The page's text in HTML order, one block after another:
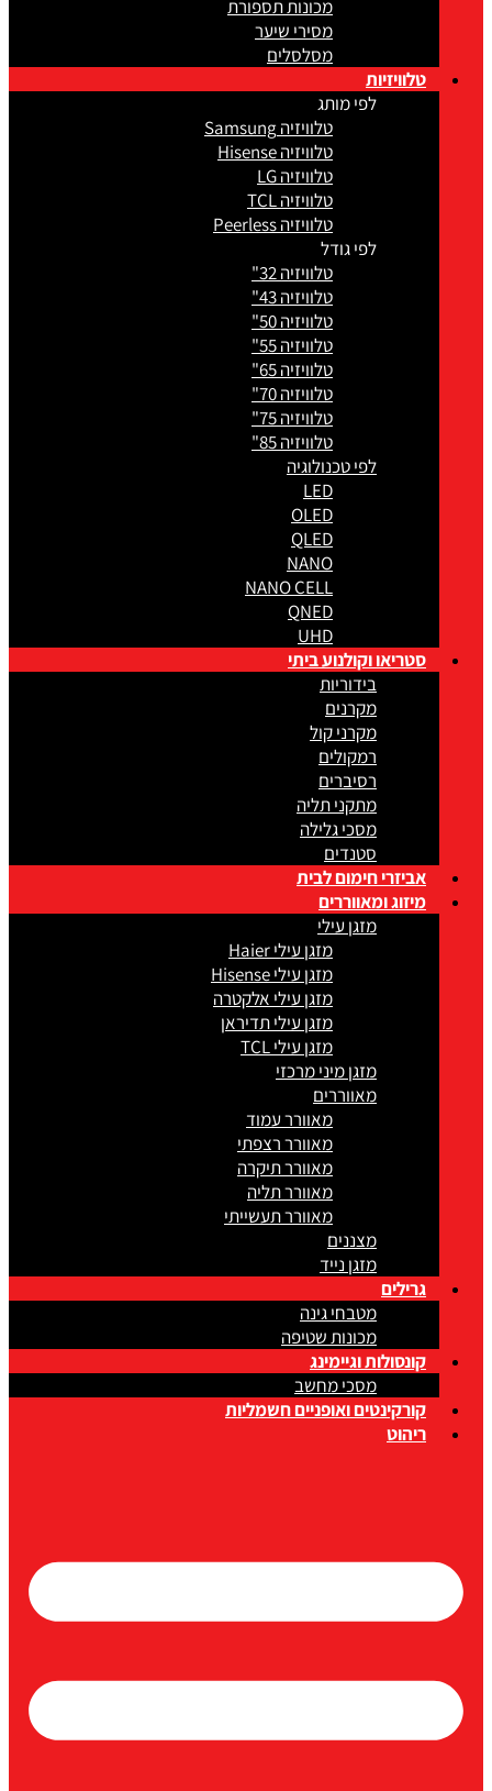
מכונות תספורת
מסירי שיער
מסלסלים
טלוויזיות
לפי מותג
טלוויזיה Samsung
טלוויזיה Hisense
טלוויזיה LG
טלוויזיה TCL
טלוויזיה Peerless
לפי גודל
טלוויזיה 32"
טלוויזיה 43"
טלוויזיה 50"
טלוויזיה 55"
טלוויזיה 65"
טלוויזיה 70"
טלוויזיה 75"
טלוויזיה 85"
לפי טכנולוגיה
LED
OLED
QLED
NANO
NANO CELL
QNED
UHD
סטריאו וקולנוע ביתי
בידוריות
מקרנים
מקרני קול
רמקולים
רסיברים
מתקני תליה
מסכי גלילה
סטנדים
אביזרי חימום לבית
מיזוג ומאווררים
מזגן עילי
מזגן עילי Haier
מזגן עילי Hisense
מזגן עילי אלקטרה
מזגן עילי תדיראן
מזגן עילי TCL
מזגן מיני מרכזי
מאווררים
מאוורר עמוד
מאוורר רצפתי
מאוורר תיקרה
מאוורר תליה
מאוורר תעשייתי
מצננים
מזגן נייד
גרילים
מטבחי גינה
מכונות שטיפה
קונסולות וגיימינג
מסכי מחשב
קורקינטים ואופניים חשמליות
ריהוט